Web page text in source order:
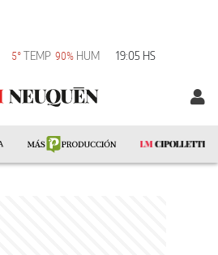
5° TEMP 90% HUM 19:05 HS